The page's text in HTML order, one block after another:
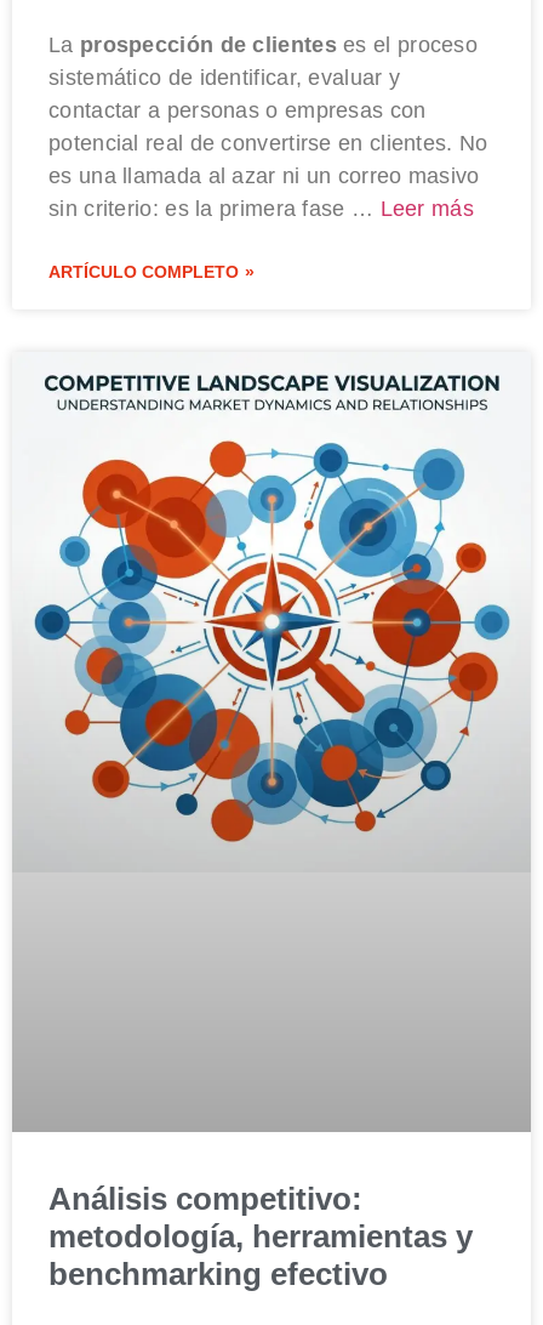
La prospección de clienteses el proceso
sistemático de identificar, evaluar y
contactar a personas o empresas con
potencial real de convertirse en clientes. No
es una llamada al azar ni un correo masivo
sin criterio: es la primera fase … Leer más
ARTÍCULO COMPLETO »
Análisis competitivo:
metodología, herramientas y
benchmarking efectivo